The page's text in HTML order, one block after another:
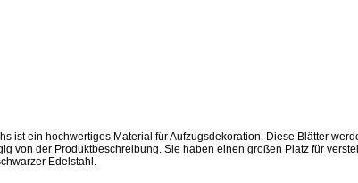
ist ein hochwertiges Material für Aufzugsdekoration. Diese Blätter
von der Produktbeschreibung. Sie haben einen großen Platz für
Edelstahl.